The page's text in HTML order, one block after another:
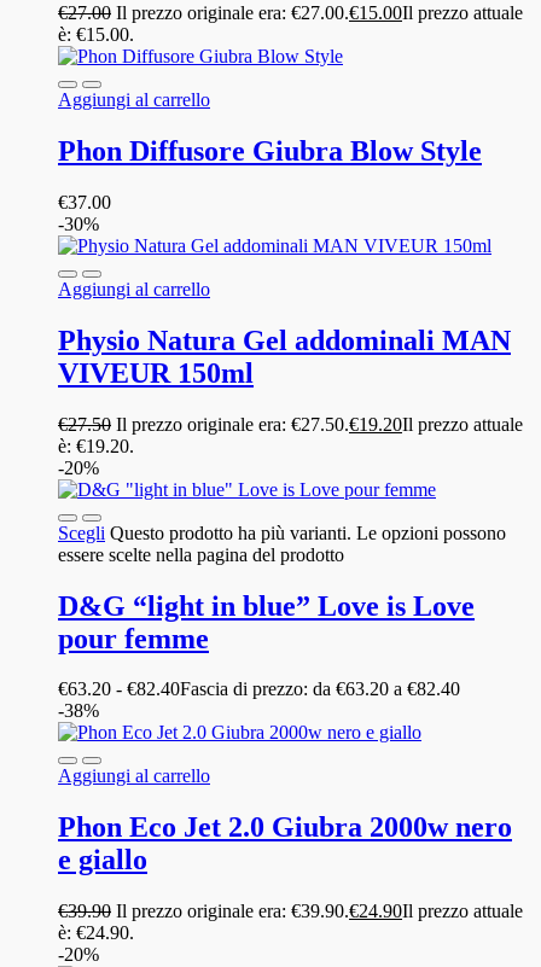
€27.00 Il prezzo originale era: €27.00.€15.00Il prezzo attuale
è: €15.00.
Aggiungi al carrello
Phon Diffusore Giubra Blow Style
€37.00
-30%
Aggiungi al carrello
Physio Natura Gel addominali MAN
VIVEUR 150ml
€27.50 Il prezzo originale era: €27.50.€19.20Il prezzo attuale
è: €19.20.
-20%
Scegli Questo prodotto ha più varianti. Le opzioni possono
essere scelte nella pagina del prodotto
D&G “light in blue” Love is Love
pour femme
€63.20 - €82.40Fascia di prezzo: da €63.20 a €82.40
-38%
Aggiungi al carrello
Phon Eco Jet 2.0 Giubra 2000w nero
e giallo
€39.90 Il prezzo originale era: €39.90.€24.90Il prezzo attuale
è: €24.90.
-20%